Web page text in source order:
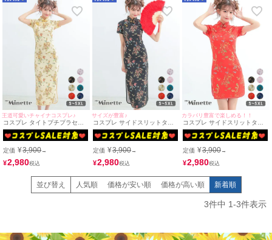
王道可愛いチャイナコスプレ♪
コスプレ タイトプチプラセク
シーサイドスリットロング丈チ
ャイナドレス [1点セット] (チャ
イナ服)(S～XXXXXL)
定価 ¥3,900→
¥2,980
サイズが豊富♪
コスプレ サイドスリットタイ
トプチプラセクシーロングチャ
イナドレス [1点セット] (チャイ
ナ服)(S～XXXXXL)
定価 ¥3,900→
¥2,980
カラバリ豊富で楽しめる！！
コスプレ サイドスリットタイ
トミニセクシープチプラチャイ
ナドレス [1点セット] (チャイナ
服)(S～XXXXXL)
定価 ¥3,900→
¥2,980
並び替え 人気順 価格が安い順 価格が高い順 新着順
3件中 1-3件表示